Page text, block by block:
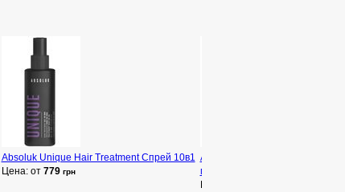
Absoluk Unique Hair Treatment Спрей 10в1
Цена: от 779 грн
Absoluk Nourishing Oil Serum
масляная сыворотка